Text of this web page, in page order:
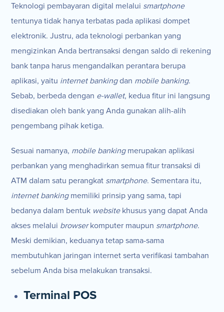
Teknologi pembayaran digital melalui smartphone
tentunya tidak hanya terbatas pada aplikasi dompet
elektronik. Justru, ada teknologi perbankan yang
mengizinkan Anda bertransaksi dengan saldo di rekening
bank tanpa harus mengandalkan perantara berupa
aplikasi, yaitu internet bankingdan mobile banking.
Sebab, berbeda dengan e-wallet, kedua fitur ini langsung
disediakan oleh bank yang Anda gunakan alih-alih
pengembang pihak ketiga.
Sesuai namanya, mobile banking merupakan aplikasi
perbankan yang menghadirkan semua fitur transaksi di
ATM dalam satu perangkat smartphone. Sementara itu,
internet banking memiliki prinsip yang sama, tapi
bedanya dalam bentuk website khusus yang dapat Anda
akses melalui browserkomputer maupun smartphone.
Meski demikian, keduanya tetap sama-sama
membutuhkan jaringan internet serta verifikasi tambahan
sebelum Anda bisa melakukan transaksi.
Terminal POS